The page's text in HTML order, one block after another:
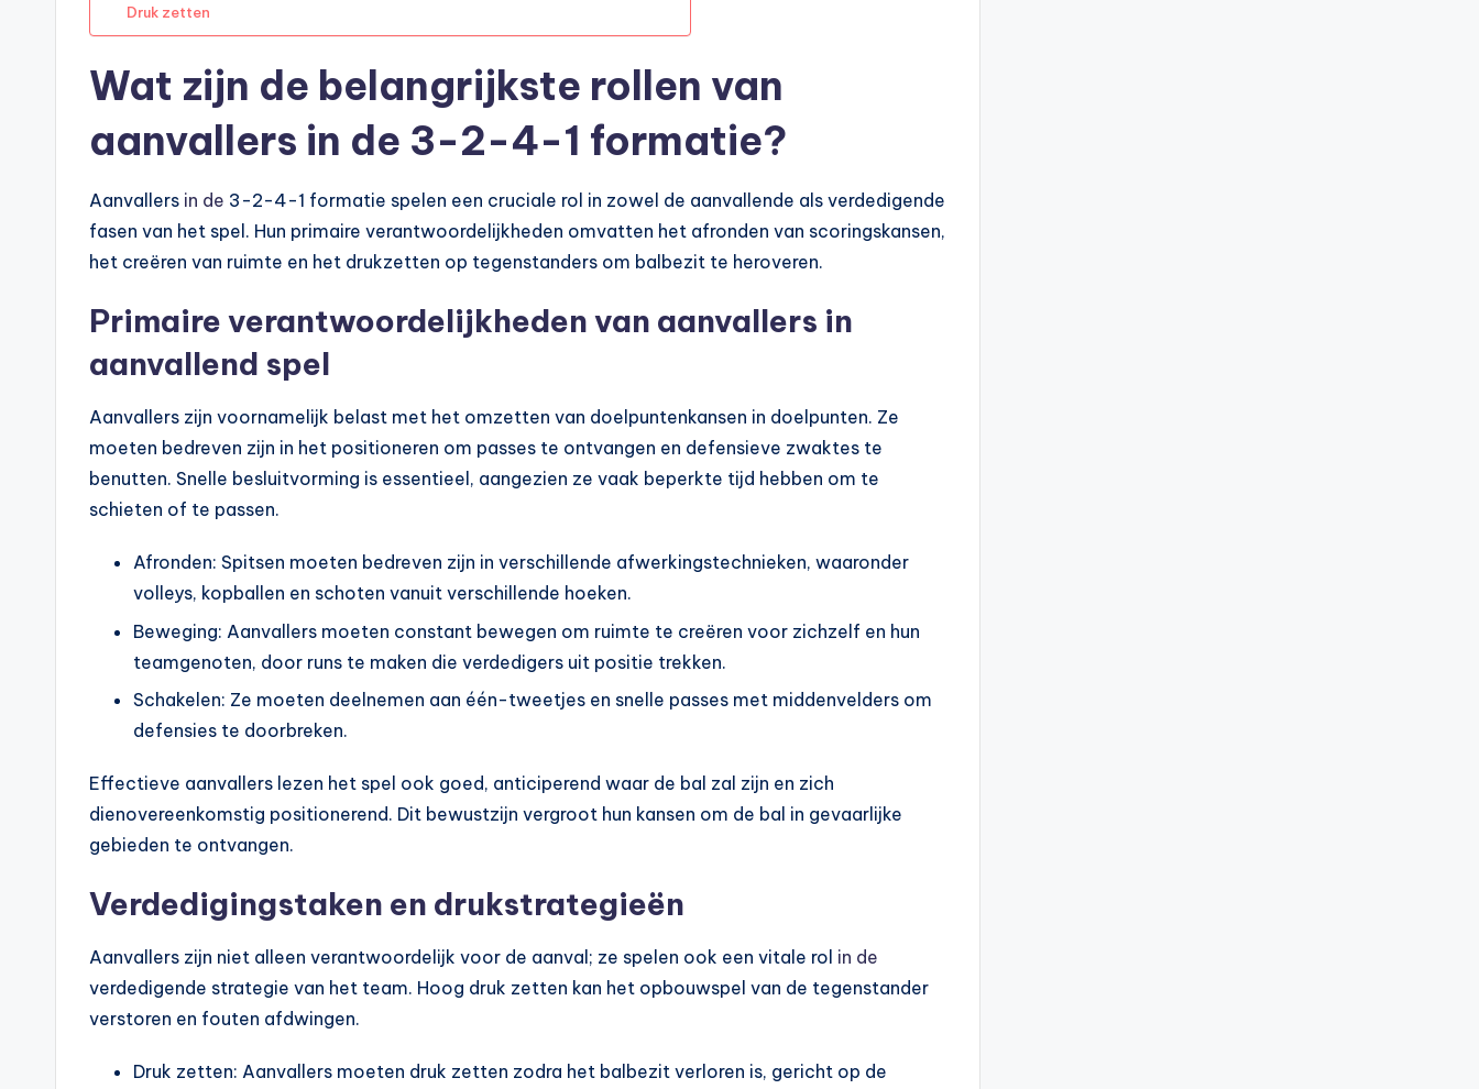
Druk zetten
Wat zijn de belangrijkste rollen van
aanvallers in de 3-2-4-1 formatie?
Aanvallers in de 3-2-4-1 formatie spelen een cruciale rol in zowel de aanvallende als verdedigende
fasen van het spel. Hun primaire verantwoordelijkheden omvatten het afronden van scoringskansen,
het creëren van ruimte en het drukzetten op tegenstanders om balbezit te heroveren.
Primaire verantwoordelijkheden van aanvallers in
aanvallend spel
Aanvallers zijn voornamelijk belast met het omzetten van doelpuntenkansen in doelpunten. Ze
moeten bedreven zijn in het positioneren om passes te ontvangen en defensieve zwaktes te
benutten. Snelle besluitvorming is essentieel, aangezien ze vaak beperkte tijd hebben om te
schieten of te passen.
Afronden: Spitsen moeten bedreven zijn in verschillende afwerkingstechnieken, waaronder
volleys, kopballen en schoten vanuit verschillende hoeken.
Beweging: Aanvallers moeten constant bewegen om ruimte te creëren voor zichzelf en hun
teamgenoten, door runs te maken die verdedigers uit positie trekken.
Schakelen: Ze moeten deelnemen aan één-tweetjes en snelle passes met middenvelders om
defensies te doorbreken.
Effectieve aanvallers lezen het spel ook goed, anticiperend waar de bal zal zijn en zich
dienovereenkomstig positionerend. Dit bewustzijn vergroot hun kansen om de bal in gevaarlijke
gebieden te ontvangen.
Verdedigingstaken en drukstrategieën
Aanvallers zijn niet alleen verantwoordelijk voor de aanval; ze spelen ook een vitale rol in de
verdedigende strategie van het team. Hoog druk zetten kan het opbouwspel van de tegenstander
verstoren en fouten afdwingen.
Druk zetten: Aanvallers moeten druk zetten zodra het balbezit verloren is, gericht op de